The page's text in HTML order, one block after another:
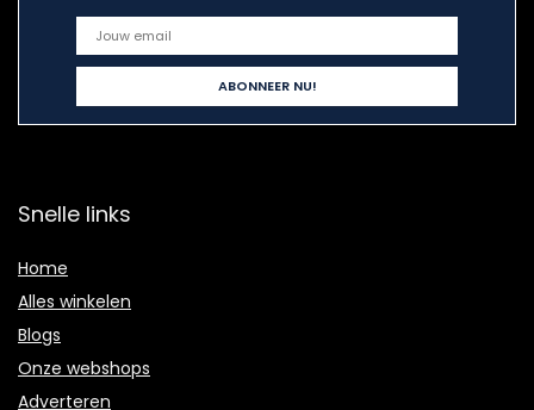
Snelle links
Home
Alles winkelen
Blogs
Onze webshops
Adverteren